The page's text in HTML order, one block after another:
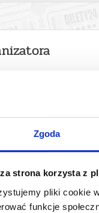
Zgoda
strona korzysta z
pliki cookie
funkcje
08.08.2026,